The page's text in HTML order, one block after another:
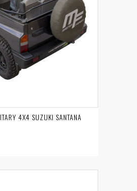
4X4 SUZUKI SANTANA